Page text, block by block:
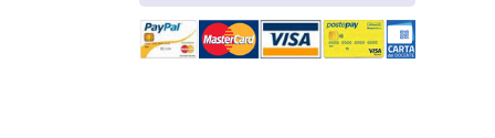
Allora iscriviti alla nostra newsletter!
Sarai informato delle nostre novità, potrai
comunque cancellarti quando desideri.